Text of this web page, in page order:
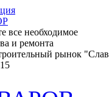
все необходимое
и ремонта
рынок